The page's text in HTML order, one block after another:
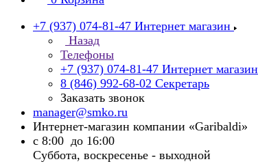
+7 (937) 074-81-47 Интернет магазин
Назад
Телефоны
+7 (937) 074-81-47 Интернет магазин
8 (846) 992-68-02 Секретарь
Заказать звонок
manager@smko.ru
Интернет-магазин компании «Garibaldi»
с 8:00 до 16:00
Суббота, воскресенье - выходной